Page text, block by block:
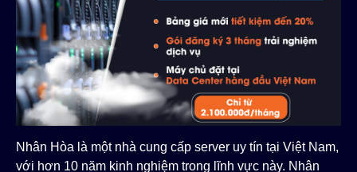
Nhân Hòa là một nhà cung cấp server uy tín tại Việt Nam,
với hơn 10 năm kinh nghiệm trong lĩnh vực này. Nhân